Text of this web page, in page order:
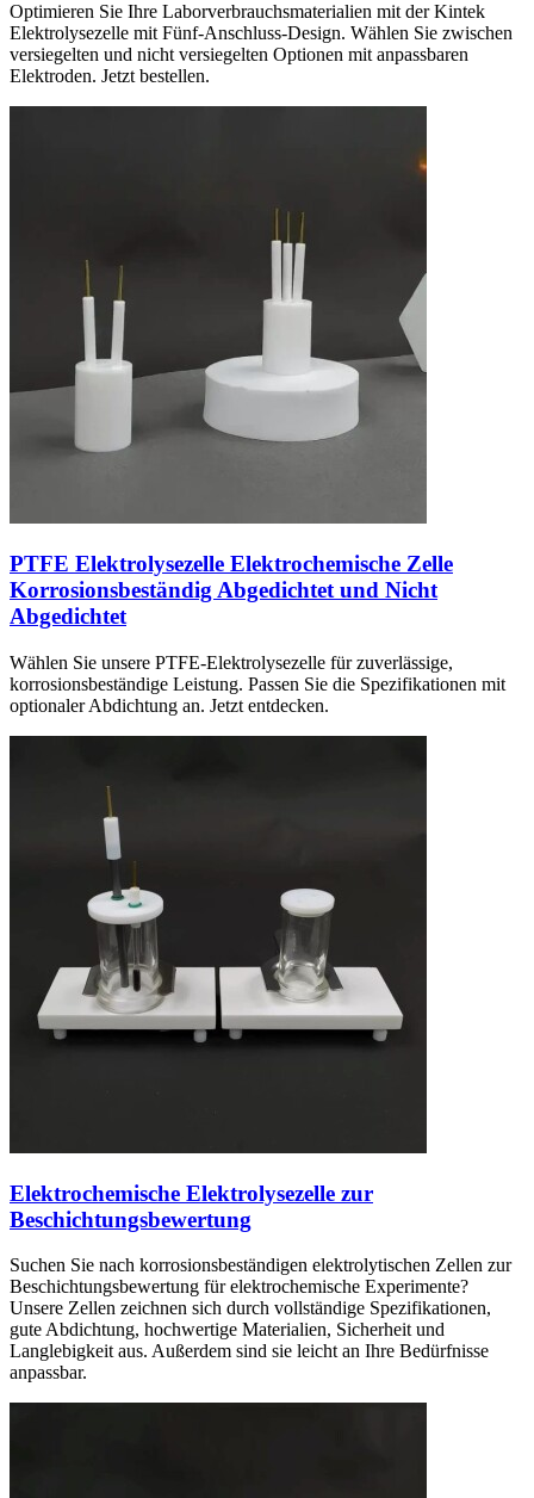
Optimieren Sie Ihre Laborverbrauchsmaterialien mit der Kintek
Elektrolysezelle mit Fünf-Anschluss-Design. Wählen Sie zwischen
versiegelten und nicht versiegelten Optionen mit anpassbaren
Elektroden. Jetzt bestellen.
PTFE Elektrolysezelle Elektrochemische Zelle
Korrosionsbeständig Abgedichtet und Nicht
Abgedichtet
Wählen Sie unsere PTFE-Elektrolysezelle für zuverlässige,
korrosionsbeständige Leistung. Passen Sie die Spezifikationen mit
optionaler Abdichtung an. Jetzt entdecken.
Elektrochemische Elektrolysezelle zur
Beschichtungsbewertung
Suchen Sie nach korrosionsbeständigen elektrolytischen Zellen zur
Beschichtungsbewertung für elektrochemische Experimente?
Unsere Zellen zeichnen sich durch vollständige Spezifikationen,
gute Abdichtung, hochwertige Materialien, Sicherheit und
Langlebigkeit aus. Außerdem sind sie leicht an Ihre Bedürfnisse
anpassbar.